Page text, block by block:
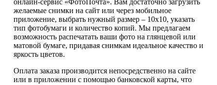
желаемые снимки на сайт или через мобильное
приложение, выбрать нужный размер – 10х10, указать
тип фотобумаги и количество копий. Мы предлагаем
возможность распечатать ваши фото на глянцевой или
матовой бумаге, придавая снимкам идеальное качество и
яркость цветов.
Оплата заказа производится непосредственно на сайте
или в приложении с помощью банковской карты, что